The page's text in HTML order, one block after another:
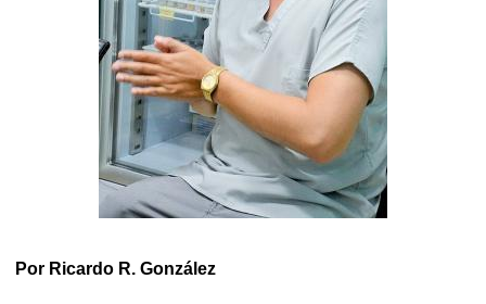
Por Ricardo R. González